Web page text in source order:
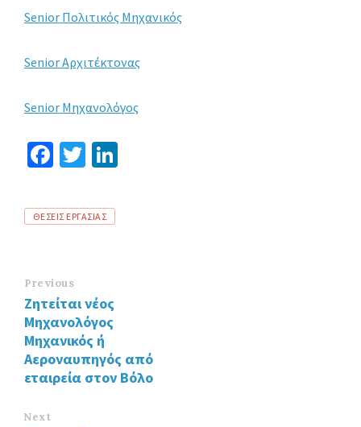
Senior Πολιτικός Μηχανικός
Senior Αρχιτέκτονας
Senior Μηχανολόγος
Fa
b
o
k
T
tt
er
Tags
ΘΕΣΕΙΣ ΕΡΓΑΣΙΑΣ
Previous
Ζητείται νέος
Μηχανολόγος
Μηχανικός ή
Αεροναυπηγός από
εταιρεία στον Βόλο
Next